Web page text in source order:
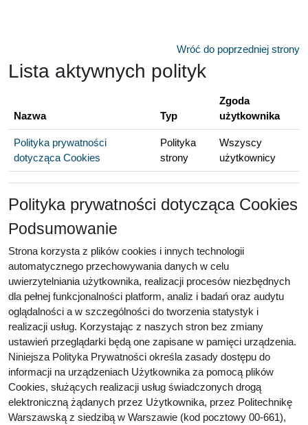
Wróć do poprzedniej strony
Lista aktywnych polityk
Nazwa Typ
Zgoda
użytkownika
Polityka prywatności
dotycząca Cookies
Polityka
strony
Wszyscy
użytkownicy
Polityka prywatności dotycząca Cookies
Podsumowanie
Strona korzysta z plików cookies i innych technologii
automatycznego przechowywania danych w celu
uwierzytelniania użytkownika, realizacji procesów niezbędnych
dla pełnej funkcjonalności platform, analiz i badań oraz audytu
oglądalności a w szczególności do tworzenia statystyk i
realizacji usług. Korzystając z naszych stron bez zmiany
ustawień przeglądarki będą one zapisane w pamięci urządzenia.
Niniejsza Polityka Prywatności określa zasady dostępu do
informacji na urządzeniach Użytkownika za pomocą plików
Cookies, służących realizacji usług świadczonych drogą
elektroniczną żądanych przez Użytkownika, przez Politechnikę
Warszawską z siedzibą w Warszawie (kod pocztowy 00-661),